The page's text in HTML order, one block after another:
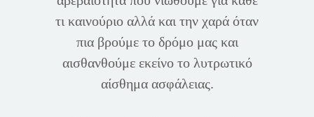
τι καινούριο αλλά και την χαρά όταν
πια βρούμε το δρόμο μας και
αισθανθούμε εκείνο το λυτρωτικό
αίσθημα ασφάλειας.